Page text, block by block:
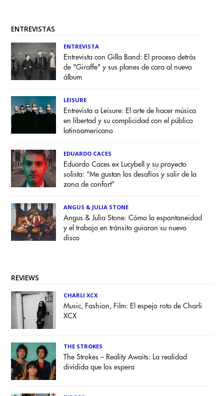
ENTREVISTAS
ENTREVISTA
Entrevista con Gilla Band: El proceso detrás
de "Giraffe" y sus planes de cara al nuevo
álbum
LEISURE
Entrevista a Leisure: El arte de hacer música
en libertad y su complicidad con el público
latinoamericano
EDUARDO CACES
Eduardo Caces ex Lucybell y su proyecto
solista: “Me gustan los desafíos y salir de la
zona de confort”
ANGUS & JULIA STONE
Angus & Julia Stone: Cómo la espontaneidad
y el trabajo en tránsito guiaron su nuevo
disco
REVIEWS
CHARLI XCX
Music, Fashion, Film: El espejo roto de Charli
XCX
THE STROKES
The Strokes – Reality Awaits: La realidad
dividida que los espera